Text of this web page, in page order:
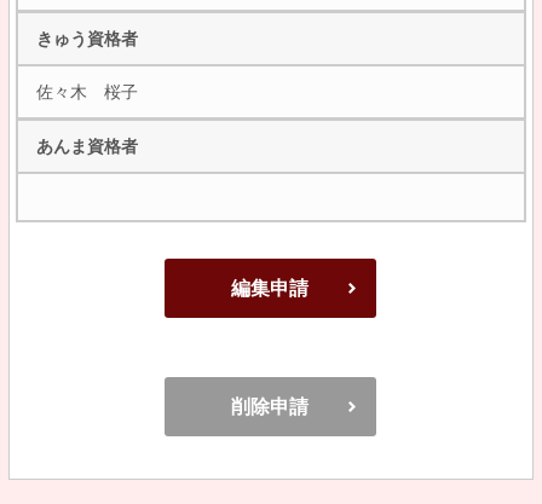
きゅう資格者
佐々木 桜子
あんま資格者
編集申請
削除申請